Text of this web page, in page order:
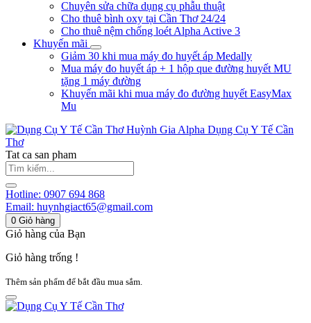
Chuyên sửa chữa dụng cụ phẫu thuật
Cho thuê bình oxy tại Cần Thơ 24/24
Cho thuê nệm chống loét Alpha Active 3
Khuyến mãi
Giảm 30 khi mua máy đo huyết áp Medally
Mua máy đo huyết áp + 1 hộp que đường huyết MU
tặng 1 máy đường
Khuyến mãi khi mua máy đo đường huyết EasyMax
Mu
Huỳnh Gia Alpha Dụng Cụ Y Tế Cần
Thơ
Tat ca san pham
Hotline: 0907 694 868
Email: huynhgiact65@gmail.com
0 Giỏ hàng
Giỏ hàng của Bạn
Giỏ hàng trống !
Thêm sản phẩm để bắt đầu mua sắm.